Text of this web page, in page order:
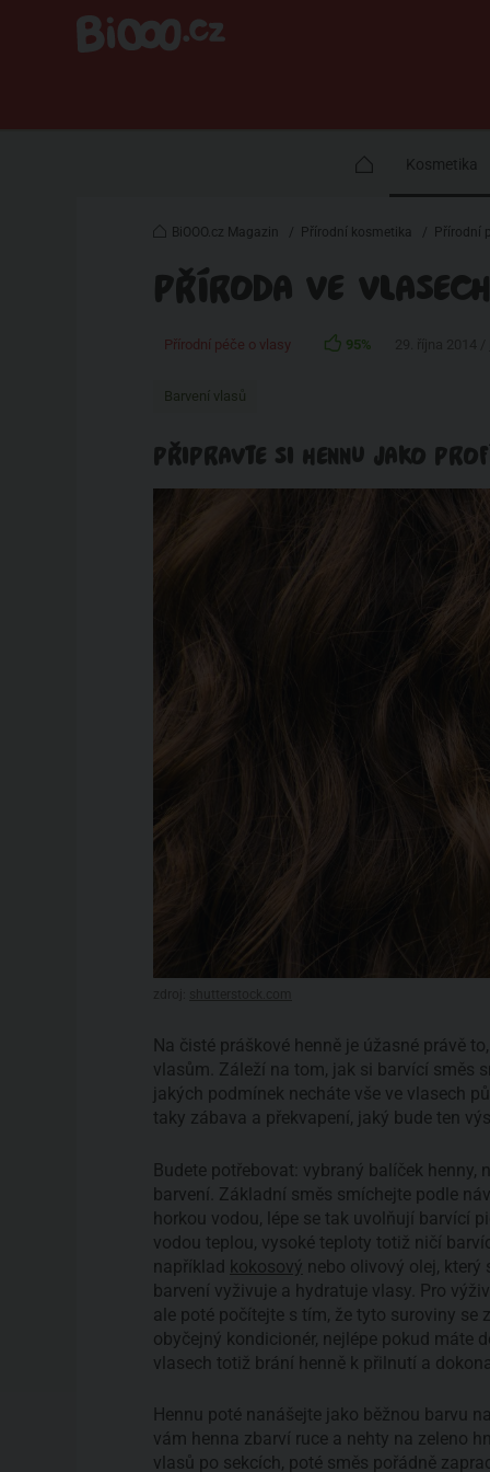
Kosmetika
BiOOO.cz Magazin / Přírodní kosmetika / Přírodní
PŘÍRODA VE
Přírodní péče o vlasy 95%
Barvení vlasů
PŘIPRAVTE SI HENNU JAKO
Na čisté práškové henně je úžasné právě
vlasům. Záleží na tom, jak si barvící směs
jakých podmínek necháte vše ve vlasech
taky zábava a překvapení, jaký bude ten
Budete potřebovat: vybraný balíček henny,
barvení. Základní směs smíchejte podle
horkou vodou, lépe se tak uvolňují barvící
vodou teplou, vysoké teploty totiž ničí
například kokosový nebo olivový olej,
barvení vyživuje a hydratuje vlasy. Pro
ale poté počítejte s tím, že tyto suroviny se
obyčejný kondicionér, nejlépe pokud máte
vlasech totiž brání henně k přilnutí a
Hennu poté nanášejte jako běžnou barvu
vám henna zbarví ruce a nehty na zeleno
vlasů po sekcích, poté směs pořádně